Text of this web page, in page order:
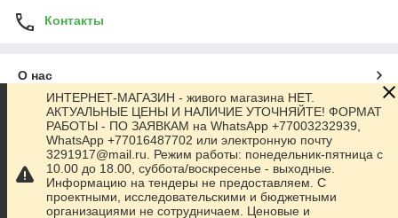
Контакты
О нас
Контакты
Доставка и оплата
Полная версия сайта
ИНТЕРНЕТ-МАГАЗИН - живого магазина НЕТ.
АКТУАЛЬНЫЕ ЦЕНЫ И НАЛИЧИЕ УТОЧНЯЙТЕ! ФОРМАТ
РАБОТЫ - ПО ЗАЯВКАМ на WhatsApp +77003232939,
WhatsApp +77016487702 или электронную почту
3291917@mail.ru. Режим работы: понедельник-пятница с
10.00 до 18.00, суббота/воскресенье - выходные.
Информацию на тендеры не предоставляем. С
проектными, исследовательскими и бюджетными
организациями не сотрудничаем. Ценовые и